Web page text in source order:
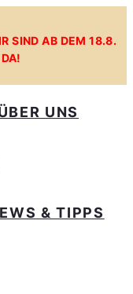
SIND AB DEM 18.8.
UNS
& TIPPS